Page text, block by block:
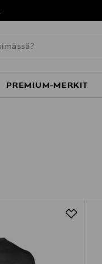
PREMIUM-MERKIT